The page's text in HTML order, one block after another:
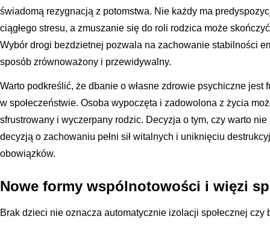
świadomą rezygnacją z potomstwa. Nie każdy ma
ciągłego stresu, a zmuszanie się do roli rodzica może
Wybór drogi bezdzietnej pozwala na zachowanie stabilności
sposób zrównoważony i przewidywalny.
Warto podkreślić, że dbanie o własne zdrowie psychiczne
w społeczeństwie. Osoba wypoczęta i zadowolona z życia
sfrustrowany i wyczerpany rodzic. Decyzja o tym, czy warto
decyzją o zachowaniu pełni sił witalnych i uniknięciu
obowiązków.
Nowe formy wspólnotowości i więzi
Brak dzieci nie oznacza automatycznie izolacji społecznej czy